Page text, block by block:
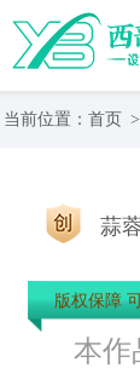
当前位置： 首页 >
蒜
版权保障
本作